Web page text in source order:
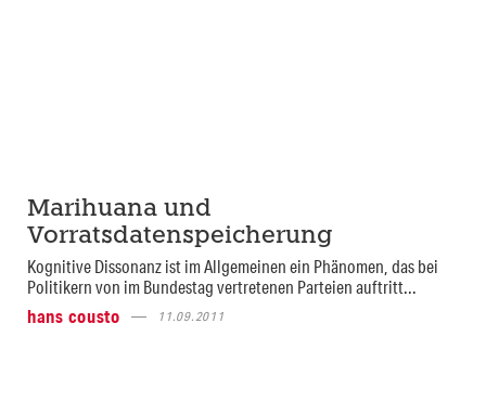
Marihuana und
Vorratsdatenspeicherung
Kognitive Dissonanz ist im Allgemeinen ein Phänomen, das bei
Politikern von im Bundestag vertretenen Parteien auftritt...
hans cousto
11.09.2011